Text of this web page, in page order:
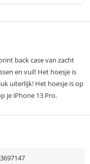
back case van zacht
en vuil! Het hoesje is
uiterlijk! Het hoesje is op
je iPhone 13 Pro.